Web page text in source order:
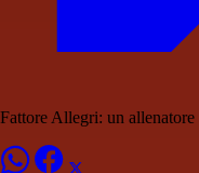
Fattore Allegri: un allenatore